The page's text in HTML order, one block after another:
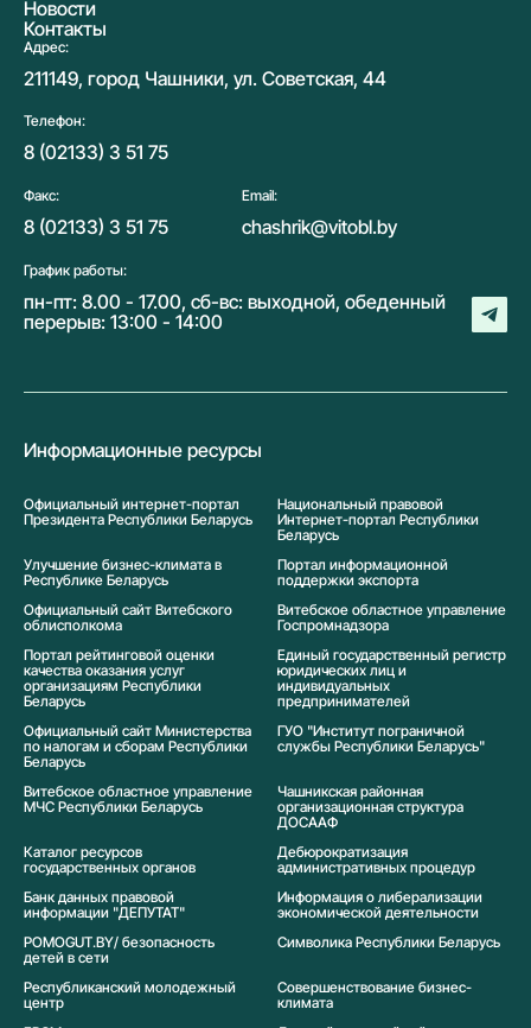
Новости
Контакты
Адрес:
211149, город Чашники, ул. Советская, 44
Телефон:
8 (02133) 3 51 75
Факс:
8 (02133) 3 51 75
Email:
chashrik@vitobl.by
График работы:
пн-пт: 8.00 - 17.00, сб-вс: выходной, обеденный
перерыв: 13:00 - 14:00
Информационные ресурсы
Официальный интернет-портал
Президента Республики Беларусь
Национальный правовой
Интернет-портал Республики
Беларусь
Улучшение бизнес-климата в
Республике Беларусь
Портал информационной
поддержки экспорта
Официальный сайт Витебского
облисполкома
Витебское областное управление
Госпромнадзора
Портал рейтинговой оценки
качества оказания услуг
организациям Республики
Беларусь
Единый государственный регистр
юридических лиц и
индивидуальных
предпринимателей
Официальный сайт Министерства
по налогам и сборам Республики
Беларусь
ГУО "Институт пограничной
службы Республики Беларусь"
Витебское областное управление
МЧС Республики Беларусь
Чашникская районная
организационная структура
ДОСААФ
Каталог ресурсов
государственных органов
Дебюрократизация
административных процедур
Банк данных правовой
информации "ДЕПУТАТ"
Информация о либерализации
экономической деятельности
POMOGUT.BY/ безопасность
детей в сети
Символика Реcпублики Беларусь
Республиканский молодежный
центр
Совершенствование бизнес-
климата